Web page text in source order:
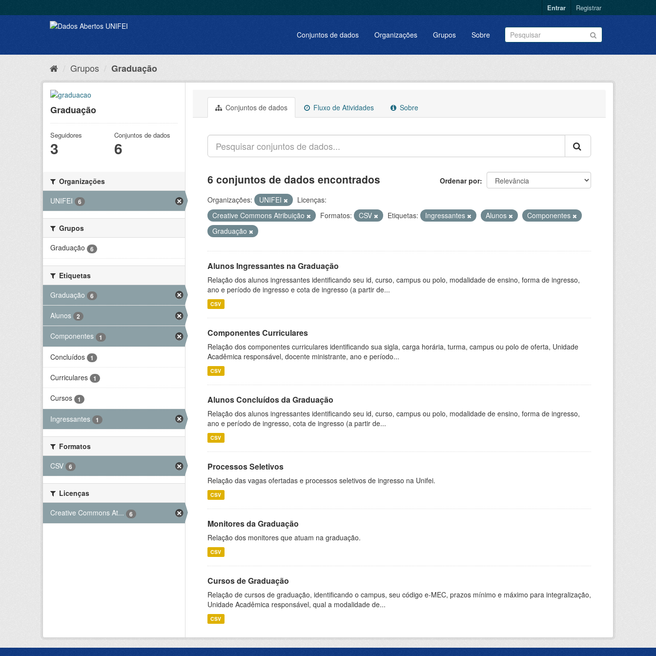
Entrar Registrar
Conjuntos de dados Organizações Grupos Sobre
Grupos Graduação
Graduação
Seguidores
3
Conjuntos de dados
6
Organizações
UNIFEI
6
Grupos
Graduação
6
Etiquetas
Graduação
6
Alunos 2
Componentes 1
Concluídos 1
Curriculares 1
Cursos 1
Ingressantes 1
Formatos
CSV
6
Licenças
Creative Commons At...
6
Conjuntos de dados Fluxo de Atividades Sobre
Ordenar por
6 conjuntos de dados encontrados
Organizações: UNIFEI
Licenças:
Creative Commons Atribuição
Formatos: CSV Etiquetas: Ingressantes Alunos
Componentes
Graduação
Alunos Ingressantes na Graduação
Relação dos alunos ingressantes identificando seu id, curso, campus ou polo, modalidade de ensino, forma de ingresso,
ano e período de ingresso e cota de ingresso (a partir de...
CSV
Componentes Curriculares
Relação dos componentes curriculares identificando sua sigla, carga horária, turma, campus ou polo de oferta, Unidade
Acadêmica responsável, docente ministrante, ano e período...
CSV
Alunos Concluídos da Graduação
Relação dos alunos ingressantes identificando seu id, curso, campus ou polo, modalidade de ensino, forma de ingresso,
ano e período de ingresso, cota de ingresso (a partir de...
CSV
Processos Seletivos
Relação das vagas ofertadas e processos seletivos de ingresso na Unifei.
CSV
Monitores da Graduação
Relação dos monitores que atuam na graduação.
CSV
Cursos de Graduação
Relação de cursos de graduação, identificando o campus, seu código e-MEC, prazos mínimo e máximo para integralização,
Unidade Acadêmica responsável, qual a modalidade de...
CSV